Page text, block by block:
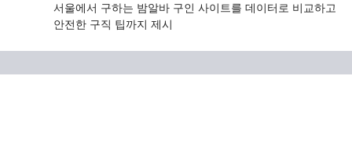
서울에서 구하는 밤알바 구인 사이트를 데이터로 비교하고
안전한 구직 팁까지 제시